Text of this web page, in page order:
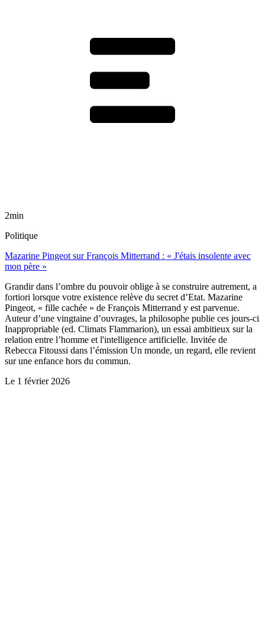
2min
Politique
Mazarine Pingeot sur François Mitterrand : « J'étais insolente avec
mon père »
Grandir dans l’ombre du pouvoir oblige à se construire autrement, a
fortiori lorsque votre existence relève du secret d’Etat. Mazarine
Pingeot, « fille cachée » de François Mitterrand y est parvenue.
Auteur d’une vingtaine d’ouvrages, la philosophe publie ces jours-ci
Inappropriable (ed. Climats Flammarion), un essai ambitieux sur la
relation entre l’homme et l'intelligence artificielle. Invitée de
Rebecca Fitoussi dans l’émission Un monde, un regard, elle revient
sur une enfance hors du commun.
Le 1 février 2026